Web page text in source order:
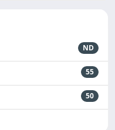
ND
55
50